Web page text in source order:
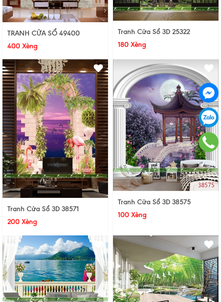
TRANH CỬA SỔ 49400
400 Xèng
Tranh Cửa Sổ 3D 25322
180 Xèng
Tranh Cửa Sổ 3D 38571
200 Xèng
Tranh Cửa Sổ 3D 38575
100 Xèng